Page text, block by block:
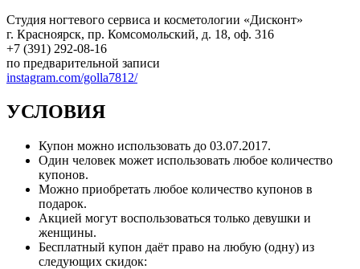
Студия ногтевого сервиса и косметологии «Дисконт»
г. Красноярск, пр. Комсомольский, д. 18, оф. 316
+7 (391) 292-08-16
по предварительной записи
instagram.com/golla7812/
УСЛОВИЯ
Купон можно использовать до 03.07.2017.
Один человек может использовать любое количество
купонов.
Можно приобретать любое количество купонов в
подарок.
Акцией могут воспользоваться только девушки и
женщины.
Бесплатный купон даёт право на любую (одну) из
следующих скидок: